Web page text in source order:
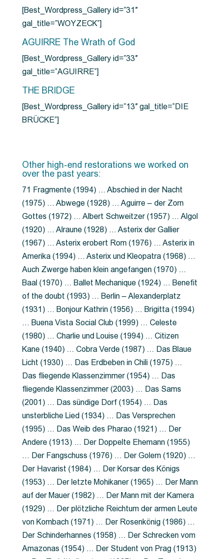
[Best_Wordpress_Gallery id=”31″
gal_title=”WOYZECK”]
AGUIRRE The Wrath of God
[Best_Wordpress_Gallery id=”33″
gal_title=”AGUIRRE”]
THE BRIDGE
[Best_Wordpress_Gallery id=”13″ gal_title=”DIE
BRÜCKE”]
Other high-end restorations we worked on
over the past years:
71 Fragmente (1994) … Abschied in der Nacht
(1975) … Abwege (1928) … Aguirre – der Zorn
Gottes (1972) … Albert Schweitzer (1957) … Algol
(1920) … Alraune (1928) … Asterix der Gallier
(1967) … Asterix erobert Rom (1976) … Asterix in
Amerika (1994) … Asterix und Kleopatra (1968) …
Auch Zwerge haben klein angefangen (1970) …
Baal (1970) … Ballet Mechanique (1924) … Benefit
of the doubt (1993) … Berlin – Alexanderplatz
(1931) … Bonjour Kathrin (1956) … Brigitta (1994)
… Buena Vista Social Club (1999) … Celeste
(1980) … Charlie und Louise (1994) … Citizen
Kane (1940) … Cobra Verde (1987) … Das Blaue
Licht (1930) … Das Erdbeben in Chili (1975) …
Das fliegende Klassenzimmer (1954) … Das
fliegende Klassenzimmer (2003) … Das Sams
(2001) … Das sündige Dorf (1954) … Das
unsterbliche Lied (1934) … Das Versprechen
(1995) … Das Weib des Pharao (1921) … Der
Andere (1913) … Der Doppelte Ehemann (1955)
… Der Fangschuss (1976) … Der Golem (1920) …
Der Havarist (1984) … Der Korsar des Königs
(1953) … Der letzte Mohikaner (1965) … Der Mann
auf der Mauer (1982) … Der Mann mit der Kamera
(1929) … Der plötzliche Reichtum der armen Leute
von Kombach (1971) … Der Rosenkönig (1986) …
Der Schinderhannes (1958) … Der Schrecken vom
Amazonas (1954) … Der Student von Prag (1913)